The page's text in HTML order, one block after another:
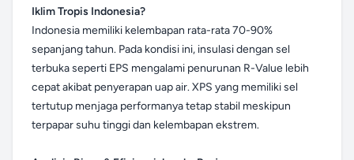
Iklim Tropis Indonesia?
Indonesia memiliki kelembapan rata-rata 70-90%
sepanjang tahun. Pada kondisi ini, insulasi dengan sel
terbuka seperti EPS mengalami penurunan R-Value lebih
cepat akibat penyerapan uap air. XPS yang memiliki sel
tertutup menjaga performanya tetap stabil meskipun
terpapar suhu tinggi dan kelembapan ekstrem.